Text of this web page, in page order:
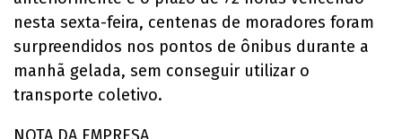
nesta sexta-feira, centenas de moradores foram
surpreendidos nos pontos de ônibus durante a
manhã gelada, sem conseguir utilizar o
transporte coletivo.